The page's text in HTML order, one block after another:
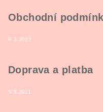
Obchodní
6.2.2022
Doprava a platba
9.9.2021